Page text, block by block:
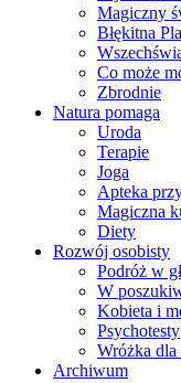
Magiczny
Błękitna
Co może
Zbrodnie
Natura pomaga
Uroda
Terapie
Joga
Apteka
Magiczna
Diety
Rozwój osobisty
Podróż w
W
Kobieta i
Psychotesty
Wróżka dla
Archiwum